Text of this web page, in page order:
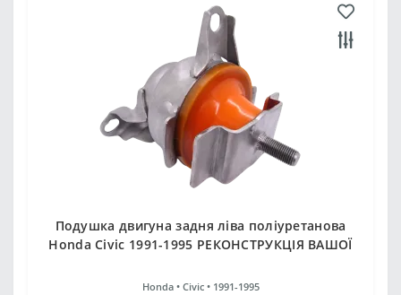
Подушка двигуна задня ліва поліуретанова
Honda Civic 1991-1995 РЕКОНСТРУКЦІЯ ВАШОЇ
Honda • Civic • 1991-1995